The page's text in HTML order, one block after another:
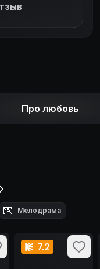
Про любовь
💌 Мелодрама
7.2